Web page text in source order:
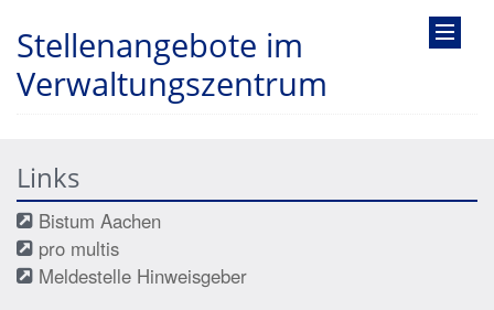
Stellenangebote im
Verwaltungszentrum
Links
Bistum Aachen
pro multis
Meldestelle Hinweisgeber